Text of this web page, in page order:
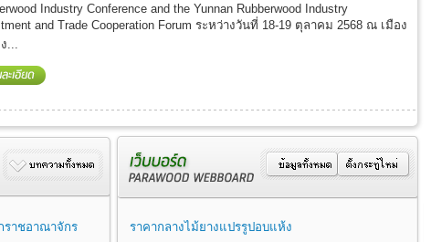
Industry Conference and the Yunnan Rubberwood Industry
and Trade Cooperation Forum ระหว่างวันที่ 18-19 ตุลาคม 2568 ณ เมือง
...
ราชอาณาจักร ราคากลางไม้ยางแปรรูปอบแห้ง